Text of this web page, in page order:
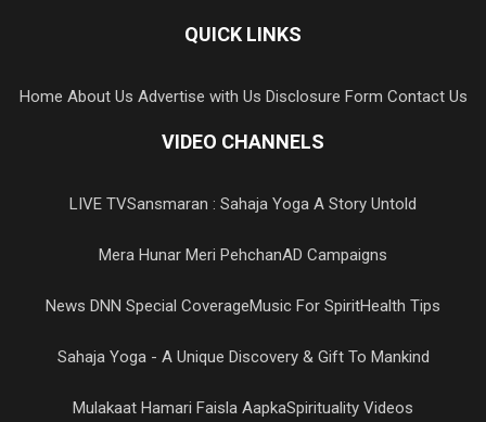
QUICK LINKS
Home About Us Advertise with Us Disclosure Form Contact Us
VIDEO CHANNELS
LIVE TVSansmaran : Sahaja Yoga A Story Untold
Mera Hunar Meri PehchanAD Campaigns
News DNN Special CoverageMusic For SpiritHealth Tips
Sahaja Yoga - A Unique Discovery & Gift To Mankind
Mulakaat Hamari Faisla AapkaSpirituality Videos